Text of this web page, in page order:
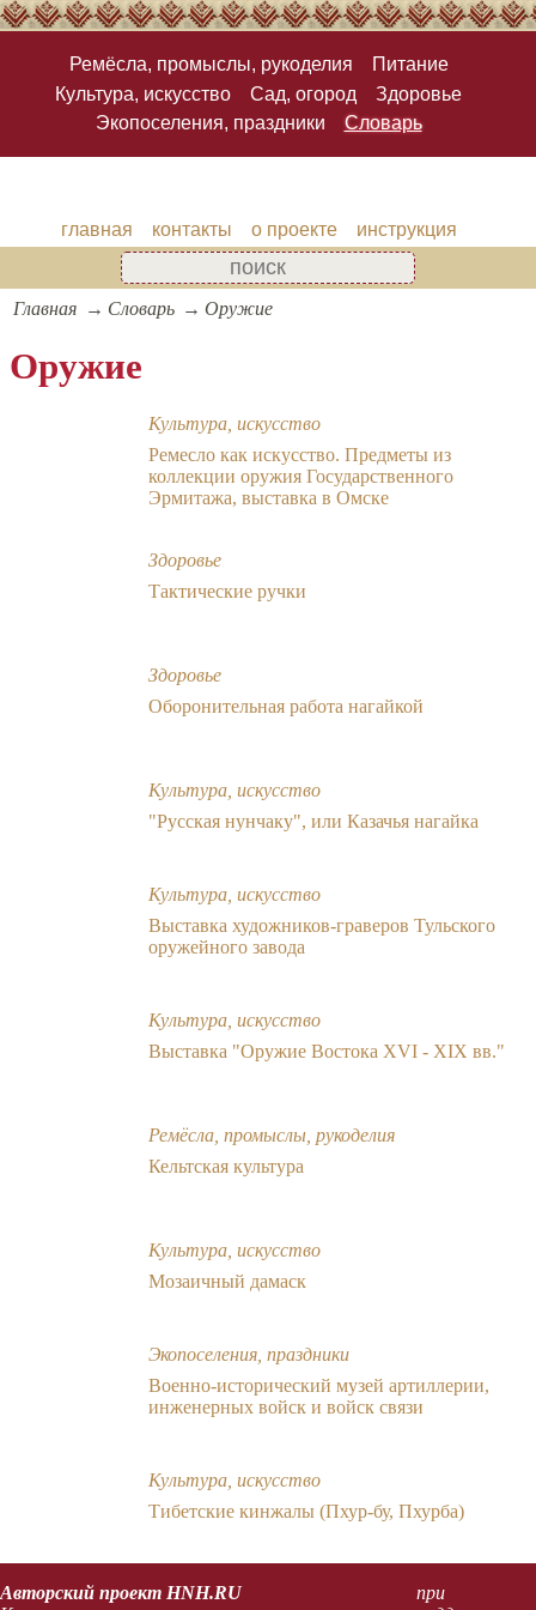
Ремёсла, промыслы, рукоделия
Питание
Культура, искусство
Сад, огород
Здоровье
Экопоселения, праздники
Словарь
главная контакты о проекте инструкция
Главная Словарь Оружие
Оружие
Культура, искусство
Ремесло как искусство. Предметы из
коллекции оружия Государственного
Эрмитажа, выставка в Омске
Здоровье
Тактические ручки
Здоровье
Оборонительная работа нагайкой
Культура, искусство
"Русская нунчаку", или Казачья нагайка
Культура, искусство
Выставка художников-граверов Тульского
оружейного завода
Культура, искусство
Выставка "Оружие Востока XVI - XIX вв."
Ремёсла, промыслы, рукоделия
Кельтская культура
Культура, искусство
Мозаичный дамаск
Экопоселения, праздники
Военно-исторический музей артиллерии,
инженерных войск и войск связи
Культура, искусство
Тибетские кинжалы (Пхур-бу, Пхурба)
Авторский проект HNH.RU
при